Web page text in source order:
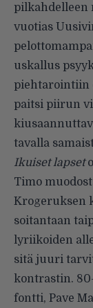
pilkahdelleen
vuotias
uskallus
piehtarointiin
paitsi piirun
tavalla
Ikuiset lapset
Timo
Krogeruksen
soitantaan
lyriikoiden
sitä juuri
kontrastin.
fontti, Pave